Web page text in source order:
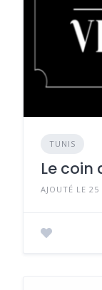
TUNIS
Le coin
AJOUTÉ LE